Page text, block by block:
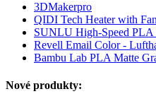
3DMakerpro
QIDI Tech Heater with
SUNLU High-Speed PLA
Revell Email Color -
Bambu Lab PLA Matte
Nové produkty: